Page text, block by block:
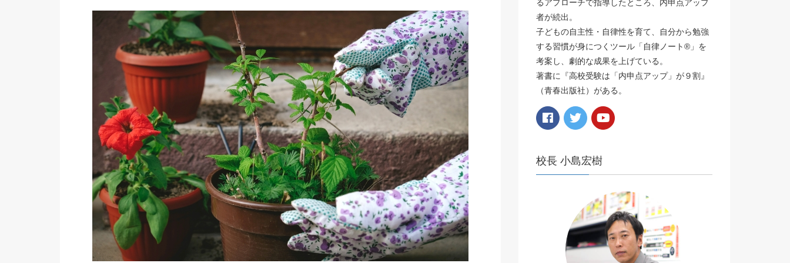
るアプローチで指導したところ、内申点アップ
者が続出。
子どもの自主性・自律性を育て、自分から勉強
する習慣が身につくツール「自律ノート®️」を
考案し、劇的な成果を上げている。
著書に『高校受験は「内申点アップ」が９割』
（青春出版社）がある。
校長 小島宏樹